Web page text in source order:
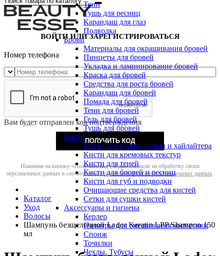
Тени
Тушь для ресниц
Карандаш для глаз
Подводка
Брови
Материалы для окрашивания бровей
Пинцеты для бровей
Укладка и ламинирование бровей
Краска для бровей
Средства для роста бровей
Карандаш для бровей
Помада для бровей
Тени для бровей
Гель для бровей
Тушь для бровей
Кисти
Кисти для пудры, румян и хайлайтера
Кисти для кремовых текстур
Кисти для теней
Кисти для бровей и ресниц
Кисти для губ и подводки
Очищающие средства для кистей
Сетки для сушки кистей
Аксессуары и гигиена
Керлер
Палитры для смешивания косметики
Спонж
Точилки
Чехлы, Тубусы
ВОЙТИ ИЛИ ЗАРЕГИСТРИРОВАТЬСЯ
Номер телефона
Вам будет отправлен код подтверждения
ПОЛУЧИТЬ КОД
Нажимая на кнопку «Получить код», я даю согласие на обработку своих
персональных данных в соответствии сполитикой обработки персональных данных.
Каталог
Уход
Волосы
Шампунь безщелочной Lador Keratin LPP Shampoo 150
мл